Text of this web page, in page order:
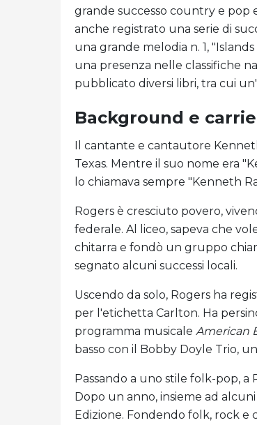
grande successo country e pop
anche registrato una serie di
una grande melodia n. 1,
una presenza nelle classifiche
pubblicato diversi libri, tra cui
Background e
Il cantante e cantautore
Texas. Mentre il suo nome era
lo chiamava sempre "Kenneth
Rogers è cresciuto povero,
federale. Al liceo, sapeva che
chitarra e fondò un gruppo
segnato alcuni successi locali.
Uscendo da solo, Rogers ha
per l'etichetta Carlton. Ha
programma musicale American
basso con il Bobby Doyle Trio,
Passando a uno stile folk-pop, a
Dopo un anno, insieme ad
Edizione. Fondendo folk, rock